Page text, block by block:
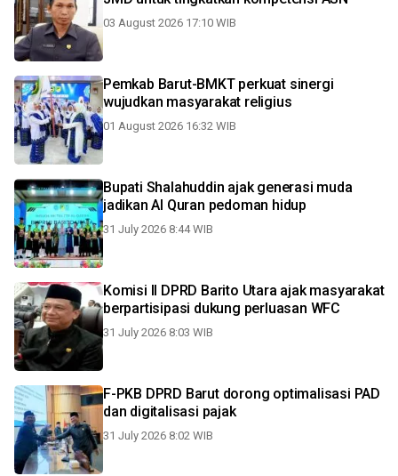
03 August 2026 17:10 WIB
Pemkab Barut-BMKT perkuat sinergi
wujudkan masyarakat religius
01 August 2026 16:32 WIB
Bupati Shalahuddin ajak generasi muda
jadikan Al Quran pedoman hidup
31 July 2026 8:44 WIB
Komisi II DPRD Barito Utara ajak masyarakat
berpartisipasi dukung perluasan WFC
31 July 2026 8:03 WIB
F-PKB DPRD Barut dorong optimalisasi PAD
dan digitalisasi pajak
31 July 2026 8:02 WIB